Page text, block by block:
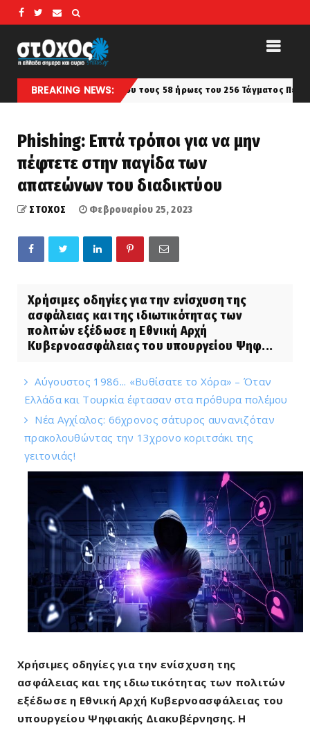
BREAKING NEWS:
στην Ευρύχου τους 58 ήρωες του 256 Τάγματος Πεζικού latest
Phishing: Επτά τρόποι για να μην
πέφτετε στην παγίδα των
απατεώνων του διαδικτύου
ΣΤΟΧΟΣ Φεβρουαρίου 25, 2023
Χρήσιμες οδηγίες για την ενίσχυση της
ασφάλειας και της ιδιωτικότητας των
πολιτών εξέδωσε η Εθνική Αρχή
Κυβερνοασφάλειας του υπουργείου Ψηφ...
Αύγουστος 1986... «Βυθίσατε το Χόρα» – Όταν
Ελλάδα και Τουρκία έφτασαν στα πρόθυρα πολέμου
Νέα Αγχίαλος: 66χρονος σάτυρος αυνανιζόταν
πρακολουθώντας την 13χρονο κοριτσάκι της
γειτονιάς!
Χρήσιμες οδηγίες για την ενίσχυση της
ασφάλειας και της ιδιωτικότητας των πολιτών
εξέδωσε η Εθνική Αρχή Κυβερνοασφάλειας του
υπουργείου Ψηφιακής Διακυβέρνησης. Η